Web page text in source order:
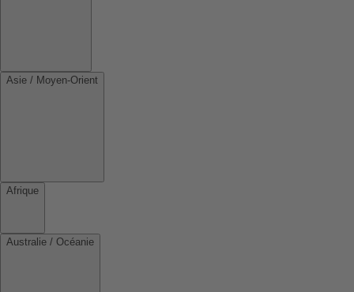
Asie / Moyen-Orient
Afrique
Australie / Océanie